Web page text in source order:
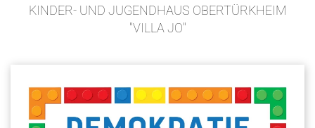
KINDER- UND JUGENDHAUS OBERTÜRKHEIM
"VILLA JO"